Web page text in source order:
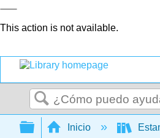
This action is not available.
Buscar
Expandir/
Inicio